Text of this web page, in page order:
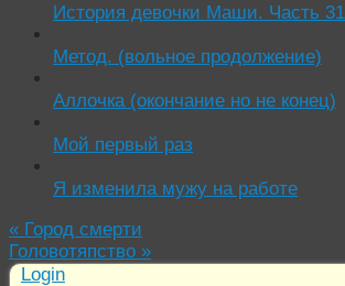
История девочки Маши. Часть 31
Метод. (вольное продолжение)
Аллочка (окончание но не конец)
Мой первый раз
Я изменила мужу на работе
« Город смерти
Головотяпство »
Login